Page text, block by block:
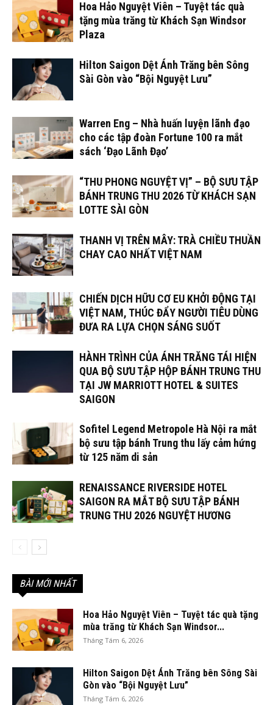
Hoa Hảo Nguyệt Viên – Tuyệt tác quà
tặng mùa trăng từ Khách Sạn Windsor
Plaza
Hilton Saigon Dệt Ánh Trăng bên Sông
Sài Gòn vào “Bội Nguyệt Lưu”
Warren Eng – Nhà huấn luyện lãnh đạo
cho các tập đoàn Fortune 100 ra mắt
sách ‘Đạo Lãnh Đạo’
“THU PHONG NGUYỆT VỊ” – BỘ SƯU TẬP
BÁNH TRUNG THU 2026 TỪ KHÁCH SẠN
LOTTE SÀI GÒN
THANH VỊ TRÊN MÂY: TRÀ CHIỀU THUẦN
CHAY CAO NHẤT VIỆT NAM
CHIẾN DỊCH HỮU CƠ EU KHỞI ĐỘNG TẠI
VIỆT NAM, THÚC ĐẨY NGƯỜI TIÊU DÙNG
ĐƯA RA LỰA CHỌN SÁNG SUỐT
HÀNH TRÌNH CỦA ÁNH TRĂNG TÁI HIỆN
QUA BỘ SƯU TẬP HỘP BÁNH TRUNG THU
TẠI JW MARRIOTT HOTEL & SUITES
SAIGON
Sofitel Legend Metropole Hà Nội ra mắt
bộ sưu tập bánh Trung thu lấy cảm hứng
từ 125 năm di sản
RENAISSANCE RIVERSIDE HOTEL
SAIGON RA MẮT BỘ SƯU TẬP BÁNH
TRUNG THU 2026 NGUYỆT HƯƠNG
BÀI MỚI NHẤT
Hoa Hảo Nguyệt Viên – Tuyệt tác quà tặng
mùa trăng từ Khách Sạn Windsor...
Tháng Tám 6, 2026
Hilton Saigon Dệt Ánh Trăng bên Sông Sài
Gòn vào “Bội Nguyệt Lưu”
Tháng Tám 6, 2026